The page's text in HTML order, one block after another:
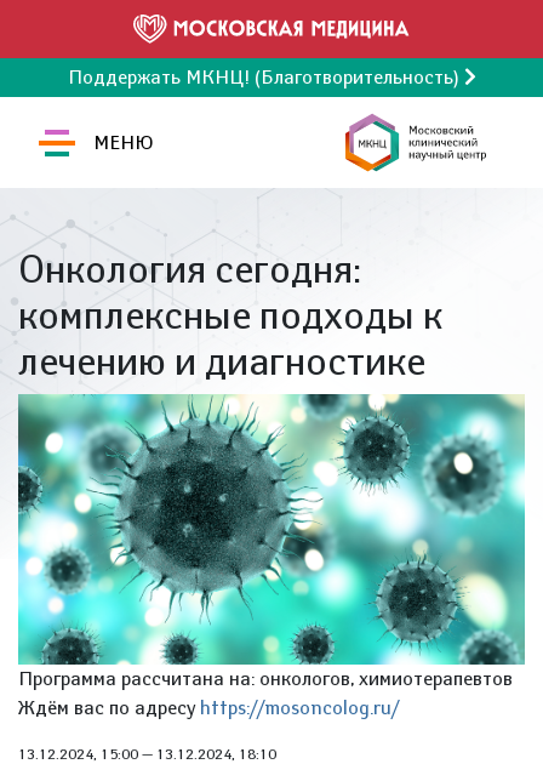
Поддержать МКНЦ! (Благотворительность)
МЕНЮ
Онкология сегодня:
комплексные подходы к
лечению и диагностике
Программа рассчитана на: онкологов, химиотерапевтов
Ждём вас по адресу https://mosoncolog.ru/
13.12.2024, 15:00 — 13.12.2024, 18:10